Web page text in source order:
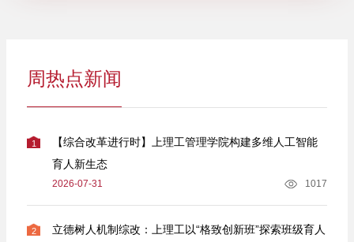
周热点新闻
1
【综合改革进行时】上理工管理学院构建多维人工智能
育人新生态
2026-07-31 1017
2
立德树人机制综改：上理工以“格致创新班”探索班级育人